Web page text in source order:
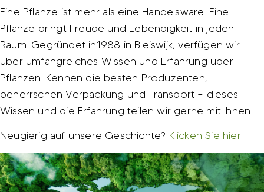
Eine Pflanze ist mehr als eine Handelsware. Eine
Pflanze bringt Freude und Lebendigkeit in jeden
Raum. Gegründet in1988 in Bleiswijk, verfügen wir
über umfangreiches Wissen und Erfahrung über
Pflanzen. Kennen die besten Produzenten,
beherrschen Verpackung und Transport – dieses
Wissen und die Erfahrung teilen wir gerne mit Ihnen.
Neugierig auf unsere Geschichte? Klicken Sie hier.